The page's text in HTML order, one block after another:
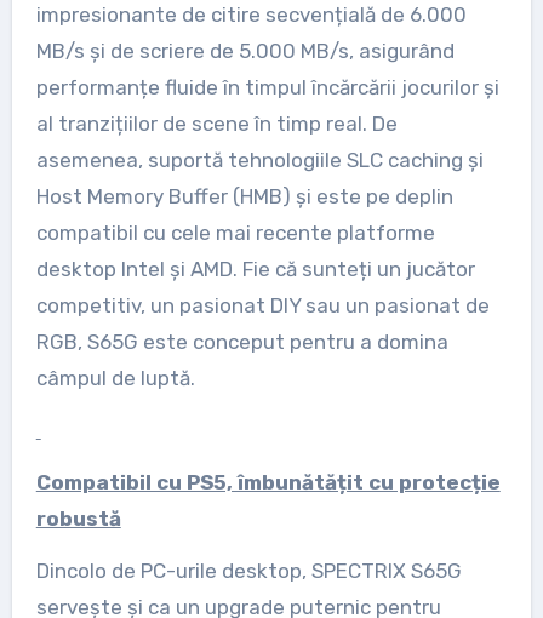
impresionante de citire secvențială de 6.000
MB/s și de scriere de 5.000 MB/s, asigurând
performanțe fluide în timpul încărcării jocurilor și
al tranzițiilor de scene în timp real. De
asemenea, suportă tehnologiile SLC caching și
Host Memory Buffer (HMB) și este pe deplin
compatibil cu cele mai recente platforme
desktop Intel și AMD. Fie că sunteți un jucător
competitiv, un pasionat DIY sau un pasionat de
RGB, S65G este conceput pentru a domina
câmpul de luptă.
Compatibil cu PS5, îmbunătățit cu protecție
robustă
Dincolo de PC-urile desktop, SPECTRIX S65G
servește și ca un upgrade puternic pentru